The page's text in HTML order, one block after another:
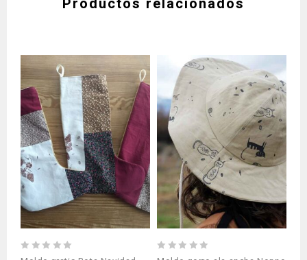
Productos relacionados
0 0